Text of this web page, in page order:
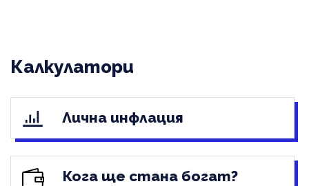
Калкулатори
Лична инфлация
Кога ще стана богат?